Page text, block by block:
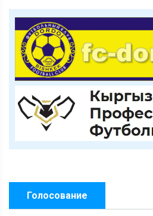
Голосование